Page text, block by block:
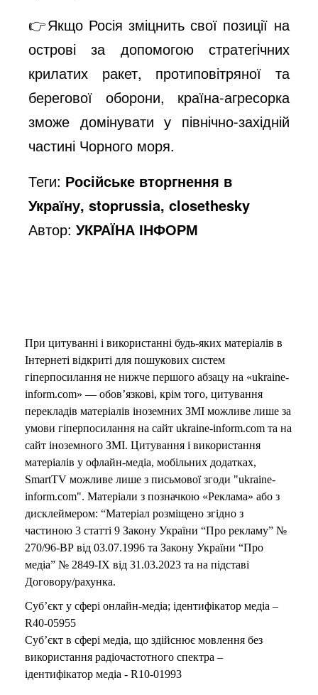
👉Якщо Росія зміцнить свої позиції на
острові за допомогою стратегічних
крилатих ракет, протиповітряної та
берегової оборони, країна-агресорка
зможе домінувати у північно-західній
частині Чорного моря.
Теги: Російське вторгнення в
Україну, stoprussia, closethesky
Автор:УКРАЇНА ІНФОРМ
При цитуванні і використанні будь-яких матеріалів в
Інтернеті відкриті для пошукових систем
гіперпосилання не нижче першого абзацу на «ukraine-
inform.com» — обов’язкові, крім того, цитування
перекладів матеріалів іноземних ЗМІ можливе лише за
умови гіперпосилання на сайт ukraine-inform.com та на
сайт іноземного ЗМІ. Цитування і використання
матеріалів у офлайн-медіа, мобільних додатках,
SmartTV можливе лише з письмової згоди "ukraine-
inform.com". Матеріали з позначкою «Реклама» або з
дисклеймером: “Матеріал розміщено згідно з
частиною 3 статті 9 Закону України “Про рекламу” №
270/96-ВР від 03.07.1996 та Закону України “Про
медіа” № 2849-IX від 31.03.2023 та на підставі
Договору/рахунка.
Суб’єкт у сфері онлайн-медіа; ідентифікатор медіа –
R40-05955
Суб’єкт в сфері медіа, що здійснює мовлення без
використання радіочастотного спектра –
ідентифікатор медіа - R10-01993